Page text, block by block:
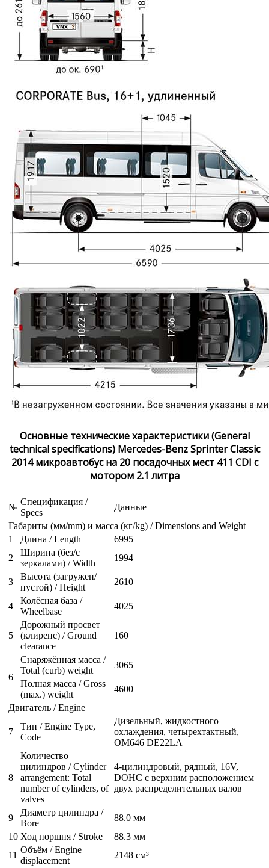
Основные технические характеристики (General
technical specifications) Mercedes-Benz Sprinter Classic
2014 микроавтобус на 20 посадочных мест 411 CDI с
мотором 2.1 литра
№
Спецификация /
Specs
Данные
Габариты (мм/mm) и масса (кг/kg) / Dimensions and Weight
1
Длина / Length
6995
2
Ширина (без/с
зеркалами) / Width
1994
3
Высота (загружен/
пустой) / Height
2610
4
Колёсная база /
Wheelbase
4025
5
Дорожный просвет
(клиренс) / Ground
clearance
160
6
Снаряжённая масса /
Total (curb) weight
3065
Полная масса / Gross
(max.) weight
4600
Двигатель / Engine
7
Тип / Engine Type,
Code
Дизельный, жидкостного
охлаждения, четырехтактный,
OM646 DE22LA
8
Количество
цилиндров / Cylinder
arrangement: Total
number of cylinders, of
valves
4-цилиндровый, рядный, 16V,
DOHC с верхним расположением
двух распределительных валов
9
Диаметр цилиндра /
Bore
88.0 мм
10 Ход поршня / Stroke
88.3 мм
11
Объём / Engine
displacement
2148 см³